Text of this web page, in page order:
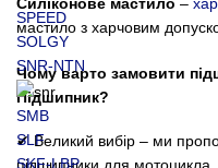
мастило з харчовим
Чому варто замовити
Підшипник?
✔ Великий вибір – ми
SPEED
SOLGY
SNR-NTN
SMB
SLF
SKF-LBP